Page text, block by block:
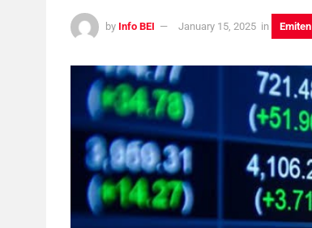
by Info BEI January 15, 2025 in Emiten